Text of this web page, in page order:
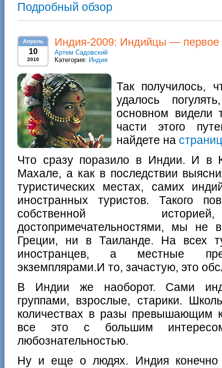
Подробный обзор
Апрель
10
2010
Индия-2009: Индийцы — первое
Артем Садовский
Категория: Индия
Так получилось,
удалось
основном видели
части этого
найдете на
Что сразу поразило в Индии. И в
Махале, а как в последствии
туристических местах, самих
иностранных туристов. Такого
собственной
достопримечательностями, мы
Греции, ни в Таиланде. На всех
иностранцев, а местные
экземплярами.И то, зачастую, это
В Индии же наоборот. Сами
группами, взрослые, старики.
количествах в разы превышающим
все это с большим
любознательностью.
Ну и еще о людях. Индия конечно